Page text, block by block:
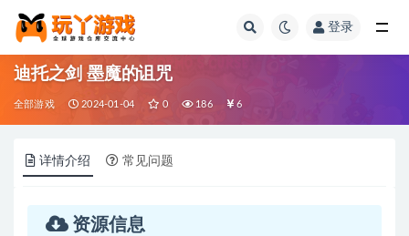
登录
迪托之剑 墨魔的诅咒
全部游戏 2024-01-04 0 186 6
详情介绍 常见问题
资源信息